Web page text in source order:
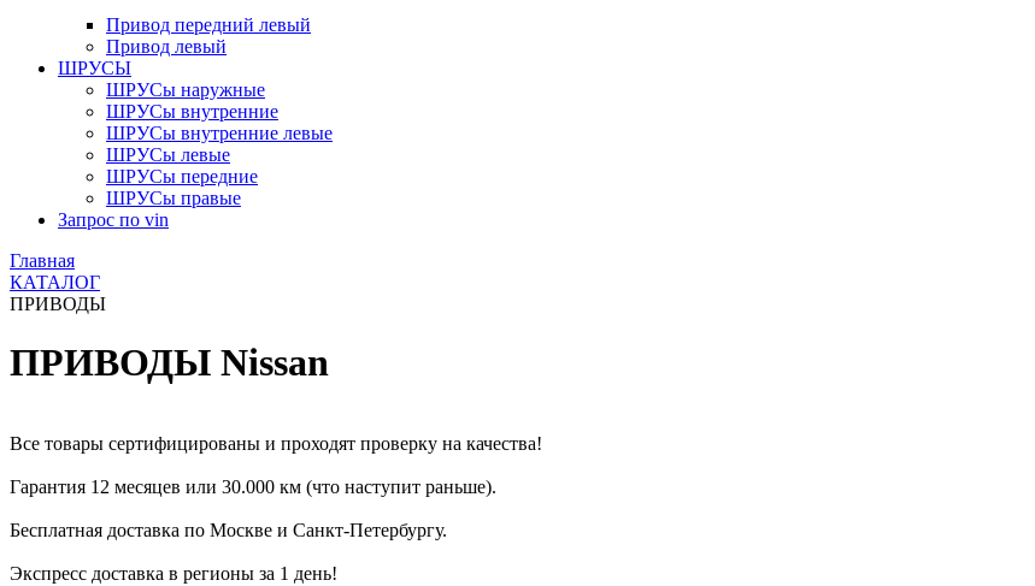
Привод передний левый
Привод левый
ШРУСЫ
ШРУСы наружные
ШРУСы внутренние
ШРУСы внутренние левые
ШРУСы левые
ШРУСы передние
ШРУСы правые
Запрос по vin
Главная
КАТАЛОГ
ПРИВОДЫ
ПРИВОДЫ Nissan
Все товары сертифицированы и проходят проверку на качества!
Гарантия 12 месяцев или 30.000 км (что наступит раньше).
Бесплатная доставка по Москве и Санкт-Петербургу.
Экспресс доставка в регионы за 1 день!